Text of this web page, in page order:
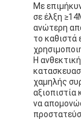
Με
σε έλξη
ανώτερη
το καθιστά
Η
χαμηλής
αξιοπιστία
να